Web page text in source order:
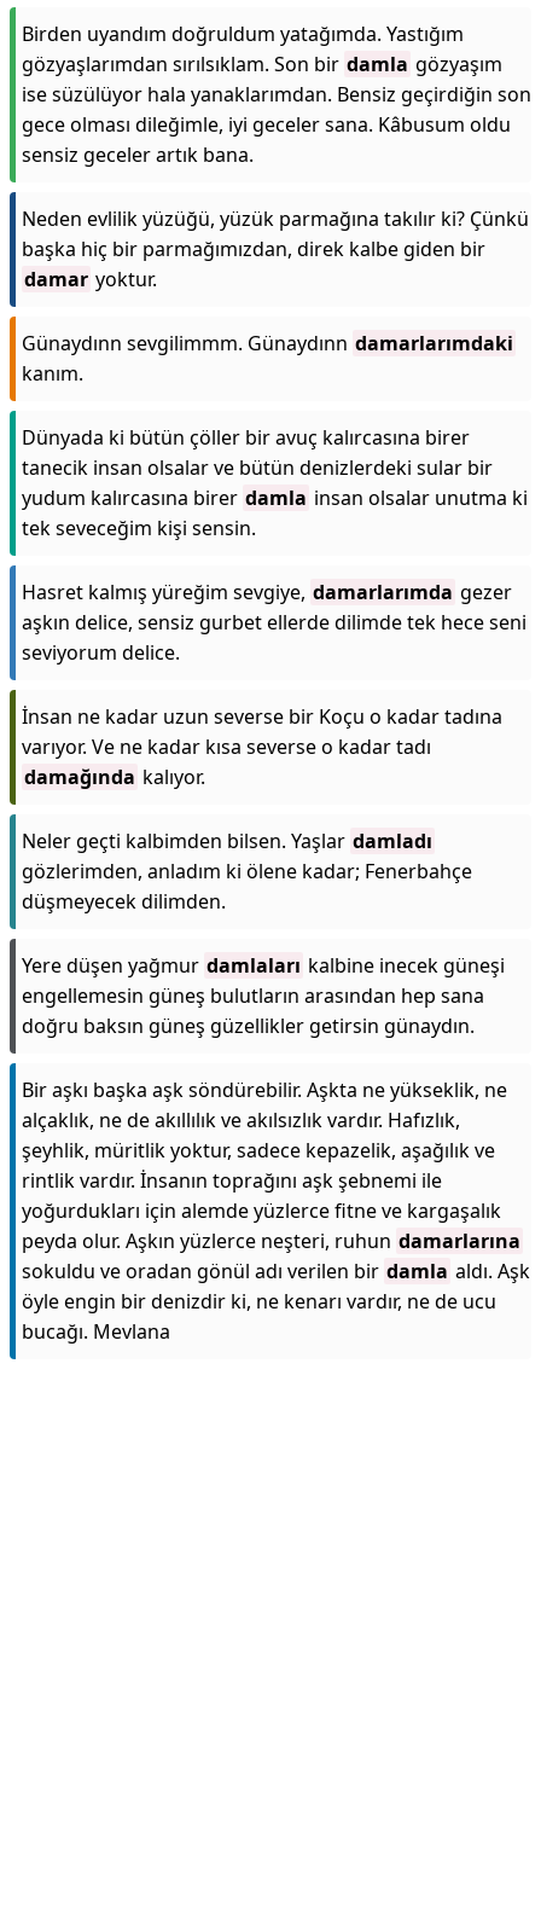
Birden uyandım doğruldum yatağımda. Yastığım
gözyaşlarımdan sırılsıklam. Son bir damla gözyaşım
ise süzülüyor hala yanaklarımdan. Bensiz geçirdiğin son
gece olması dileğimle, iyi geceler sana. Kâbusum oldu
sensiz geceler artık bana.
Neden evlilik yüzüğü, yüzük parmağına takılır ki? Çünkü
başka hiç bir parmağımızdan, direk kalbe giden bir
damar yoktur.
Günaydınn sevgilimmm. Günaydınn damarlarımdaki
kanım.
Dünyada ki bütün çöller bir avuç kalırcasına birer
tanecik insan olsalar ve bütün denizlerdeki sular bir
yudum kalırcasına birer damla insan olsalar unutma ki
tek seveceğim kişi sensin.
Hasret kalmış yüreğim sevgiye, damarlarımda gezer
aşkın delice, sensiz gurbet ellerde dilimde tek hece seni
seviyorum delice.
İnsan ne kadar uzun severse bir Koçu o kadar tadına
varıyor. Ve ne kadar kısa severse o kadar tadı
damağında kalıyor.
Neler geçti kalbimden bilsen. Yaşlar damladı
gözlerimden, anladım ki ölene kadar; Fenerbahçe
düşmeyecek dilimden.
Yere düşen yağmur damlaları kalbine inecek güneşi
engellemesin güneş bulutların arasından hep sana
doğru baksın güneş güzellikler getirsin günaydın.
Bir aşkı başka aşk söndürebilir. Aşkta ne yükseklik, ne
alçaklık, ne de akıllılık ve akılsızlık vardır. Hafızlık,
şeyhlik, müritlik yoktur, sadece kepazelik, aşağılık ve
rintlik vardır. İnsanın toprağını aşk şebnemi ile
yoğurdukları için alemde yüzlerce fitne ve kargaşalık
peyda olur. Aşkın yüzlerce neşteri, ruhun damarlarına
sokuldu ve oradan gönül adı verilen bir damla aldı. Aşk
öyle engin bir denizdir ki, ne kenarı vardır, ne de ucu
bucağı. Mevlana